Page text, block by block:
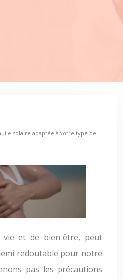
solaire adaptée à votre type de
vie et de bien-être, peut
redoutable pour notre
pas les précautions